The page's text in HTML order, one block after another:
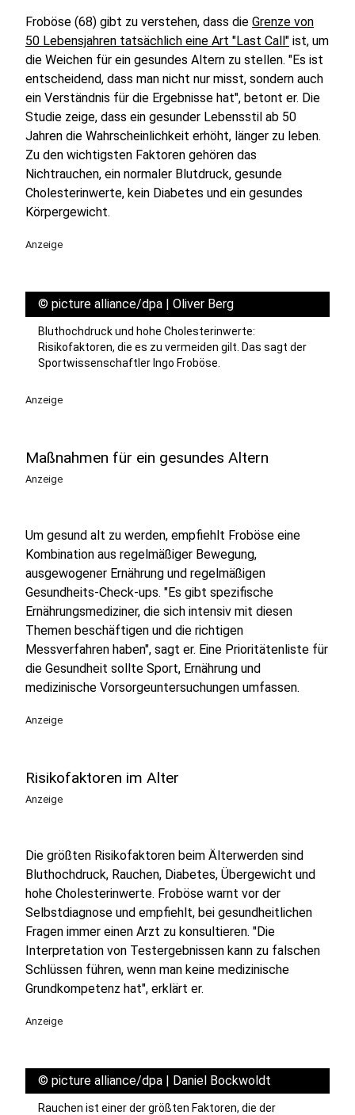
Froböse (68) gibt zu verstehen, dass die Grenze von
50 Lebensjahren tatsächlich eine Art "Last Call" ist, um
die Weichen für ein gesundes Altern zu stellen. "Es ist
entscheidend, dass man nicht nur misst, sondern auch
ein Verständnis für die Ergebnisse hat", betont er. Die
Studie zeige, dass ein gesunder Lebensstil ab 50
Jahren die Wahrscheinlichkeit erhöht, länger zu leben.
Zu den wichtigsten Faktoren gehören das
Nichtrauchen, ein normaler Blutdruck, gesunde
Cholesterinwerte, kein Diabetes und ein gesundes
Körpergewicht.
Anzeige
© picture alliance/dpa | Oliver Berg
Bluthochdruck und hohe Cholesterinwerte:
Risikofaktoren, die es zu vermeiden gilt. Das sagt der
Sportwissenschaftler Ingo Froböse.
Anzeige
Maßnahmen für ein gesundes Altern
Anzeige
Um gesund alt zu werden, empfiehlt Froböse eine
Kombination aus regelmäßiger Bewegung,
ausgewogener Ernährung und regelmäßigen
Gesundheits-Check-ups. "Es gibt spezifische
Ernährungsmediziner, die sich intensiv mit diesen
Themen beschäftigen und die richtigen
Messverfahren haben", sagt er. Eine Prioritätenliste für
die Gesundheit sollte Sport, Ernährung und
medizinische Vorsorgeuntersuchungen umfassen.
Anzeige
Risikofaktoren im Alter
Anzeige
Die größten Risikofaktoren beim Älterwerden sind
Bluthochdruck, Rauchen, Diabetes, Übergewicht und
hohe Cholesterinwerte. Froböse warnt vor der
Selbstdiagnose und empfiehlt, bei gesundheitlichen
Fragen immer einen Arzt zu konsultieren. "Die
Interpretation von Testergebnissen kann zu falschen
Schlüssen führen, wenn man keine medizinische
Grundkompetenz hat", erklärt er.
Anzeige
© picture alliance/dpa | Daniel Bockwoldt
Rauchen ist einer der größten Faktoren, die der